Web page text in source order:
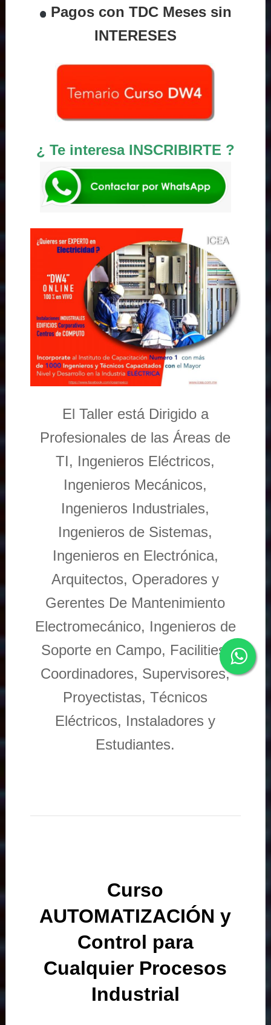
Pagos con TDC Meses sin
INTERESES
¿ Te interesa INSCRIBIRTE ?
El Taller está Dirigido a
Profesionales de las Áreas de
TI, Ingenieros Eléctricos,
Ingenieros Mecánicos,
Ingenieros Industriales,
Ingenieros de Sistemas,
Ingenieros en Electrónica,
Arquitectos, Operadores y
Gerentes De Mantenimiento
Electromecánico, Ingenieros de
Soporte en Campo, Facilities,
Coordinadores, Supervisores,
Proyectistas, Técnicos
Eléctricos, Instaladores y
Estudiantes.
Curso
AUTOMATIZACIÓN y
Control para
Cualquier Procesos
Industrial